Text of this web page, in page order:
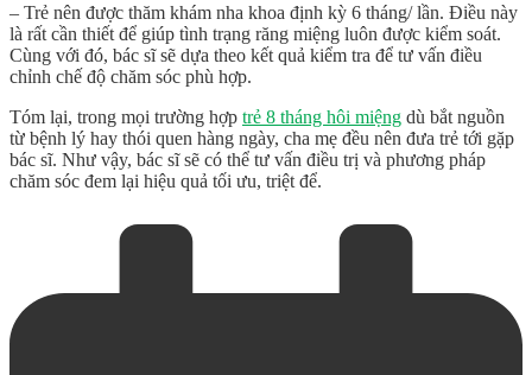
– Trẻ nên được thăm khám nha khoa định kỳ 6 tháng/ lần. Điều này
là rất cần thiết để giúp tình trạng răng miệng luôn được kiểm soát.
Cùng với đó, bác sĩ sẽ dựa theo kết quả kiểm tra để tư vấn điều
chỉnh chế độ chăm sóc phù hợp.
Tóm lại, trong mọi trường hợp trẻ 8 tháng hôi miệng dù bắt nguồn
từ bệnh lý hay thói quen hàng ngày, cha mẹ đều nên đưa trẻ tới gặp
bác sĩ. Như vậy, bác sĩ sẽ có thể tư vấn điều trị và phương pháp
chăm sóc đem lại hiệu quả tối ưu, triệt để.